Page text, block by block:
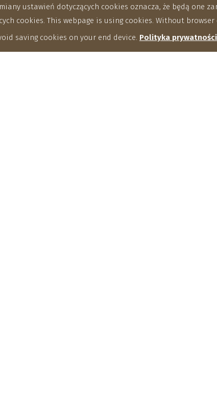
ustawień dotyczących cookies oznacza, że będą one
cookies. This webpage is using cookies. Without
saving cookies on your end device. Polityka